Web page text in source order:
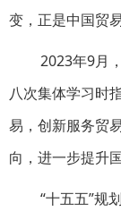
变，正是中国贸
2023年9月
八次集体学习时
易，创新服务贸
向，进一步提升
“十五五”规